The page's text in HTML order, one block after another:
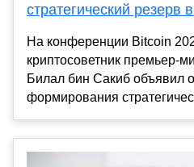
стратегический резерв
На конференции Bitcoin
криптосоветник премьер-
Билал бин Сакиб объявил
формирования